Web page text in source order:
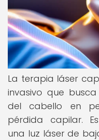
La terapia láser
invasivo que
del cabello en
pérdida capilar.
una luz láser de